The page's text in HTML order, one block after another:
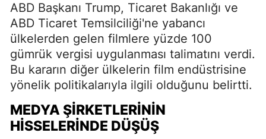
ABD Başkanı Trump, Ticaret Bakanlığı ve
ABD Ticaret Temsilciliği'ne yabancı
ülkelerden gelen filmlere yüzde 100
gümrük vergisi uygulanması talimatını verdi.
Bu kararın diğer ülkelerin film endüstrisine
yönelik politikalarıyla ilgili olduğunu belirtti.
MEDYA ŞIRKETLERININ
HISSELERINDE DÜŞÜŞ